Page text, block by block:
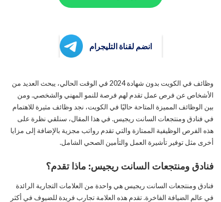
انضم لقناة التليجرام
وظائف في الكويت بدون شهادة 2024 في الوقت الحالي، يبحث العديد من
الأشخاص عن فرص عمل تقدم لهم فرصة للنمو المهني والشخصي. ومن
بين الوظائف المميزة المتاحة حاليًا في الكويت، نجد وظائف مثيرة للاهتمام
في فنادق ومنتجعات السانت ريجيس. في هذا المقال، سنلقي نظرة على
هذه الفرص الوظيفية الممتازة والتي تقدم رواتب مجزية بالإضافة إلى مزايا
أخرى مثل توفير تأشيرة العمل والتأمين الصحي الشامل.
فنادق ومنتجعات السانت ريجيس: ماذا تقدم؟
فنادق ومنتجعات السانت ريجيس هي واحدة من العلامات التجارية الرائدة
في عالم الضيافة الفاخرة. تقدم هذه العلامة تجارب فريدة للضيوف في أكثر